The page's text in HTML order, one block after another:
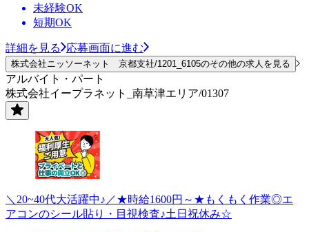
未経験OK
短期OK
詳細を見る 応募画面に進む
株式会社ニッソーネット 京都支社/1201_6105のその他の求人を見る
アルバイト・パート
株式会社イープラネット_南草津エリア/01307
＼20~40代大活躍中♪／★時給1600円～★もくもく作業◎エ
アコンのシール貼り・目視検査♪土日祝休み☆